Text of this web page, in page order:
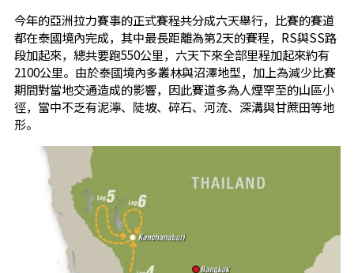
今年的亞洲拉力賽事的正式賽程共分成六天舉行，比賽的賽道
都在泰國境內完成，其中最長距離為第2天的賽程，RS與SS路
段加起來，總共要跑550公里，六天下來全部里程加起來約有
2100公里。由於泰國境內多叢林與沼澤地型，加上為減少比賽
期間對當地交通造成的影響，因此賽道多為人煙罕至的山區小
徑，當中不乏有泥濘、陡坡、碎石、河流、深溝與甘蔗田等地
形。